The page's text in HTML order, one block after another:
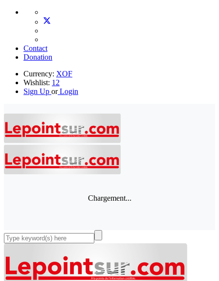
Contact
Donation
Currency: XOF
Wishlist: 12
Sign Up orLogin
Chargement...